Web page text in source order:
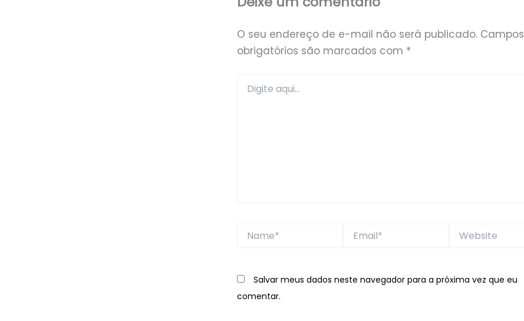
O seu endereço de e-mail não será publicado. Campos
obrigatórios são marcados com *
aqui...
Website
Salvar meus dados neste navegador para a próxima vez que eu
comentar.